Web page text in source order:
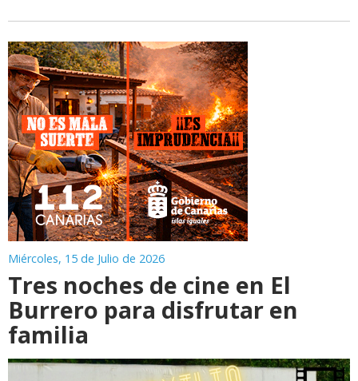
Miércoles, 15 de Julio de 2026
Tres noches de cine en El
Burrero para disfrutar en
familia